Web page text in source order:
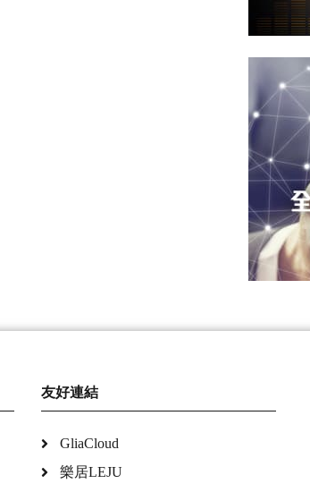
友好連結
GliaCloud
樂居LEJU